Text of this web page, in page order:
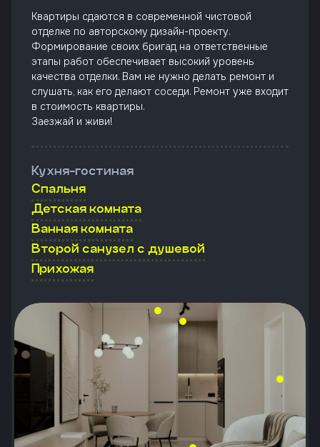
Квартиры сдаются в современной чистовой
отделке по авторскому дизайн-проекту.
Формирование своих бригад на ответственные
этапы работ обеспечивает высокий уровень
качества отделки. Вам не нужно делать ремонт и
слушать, как его делают соседи. Ремонт уже входит
в стоимость квартиры.
Заезжай и живи!
Кухня-гостиная
Спальня
Детская комната
Ванная комната
Второй санузел с душевой
Прихожая